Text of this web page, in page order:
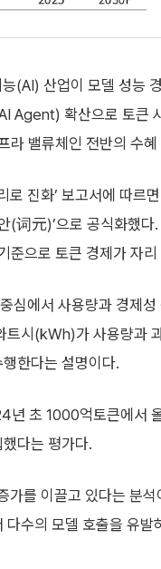
(AI) 산업이 모델 성능
Agent) 확산으로 토큰
라 밸류체인 전반의 수
로 진화’ 보고서에 따르
(词元)’으로 공식화했다
준으로 토큰 경제가 자
심에서 사용량과 경제
트시(kWh)가 사용량과
한다는 설명이다.
년 초 1000억토큰에서
다는 평가다.
를 이끌고 있다는 분
다수의 모델 호출을 유